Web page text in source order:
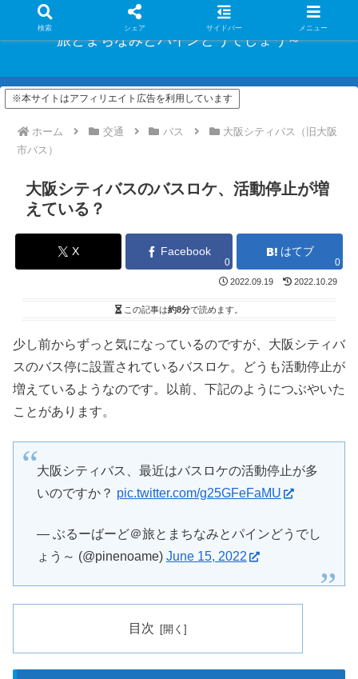
旅とまちなみとパインどうでしょう～
※本サイトはアフィリエイト広告を利用しています
ホーム 交通 バス
大阪シティバス（旧大阪
市バス）
大阪シティバスのバスロケ、活動停止が増
えている？
X Facebook
0
はてブ
0
2022.09.19 2022.10.29
この記事は約8分で読めます。
少し前からずっと気になっているのですが、大阪シティバ
スのバス停に設置されているバスロケ。どうも活動停止が
増えているようなのです。以前、下記のようにつぶやいた
ことがあります。
大阪シティバス、最近はバスロケの活動停止が多
いのですか？ pic.twitter.com/g25GFeFaMU
— ぶるーばーど＠旅とまちなみとパインどうでし
ょう～ (@pinenoame) June 15, 2022
目次
検索 シェア サイドバー メニュー